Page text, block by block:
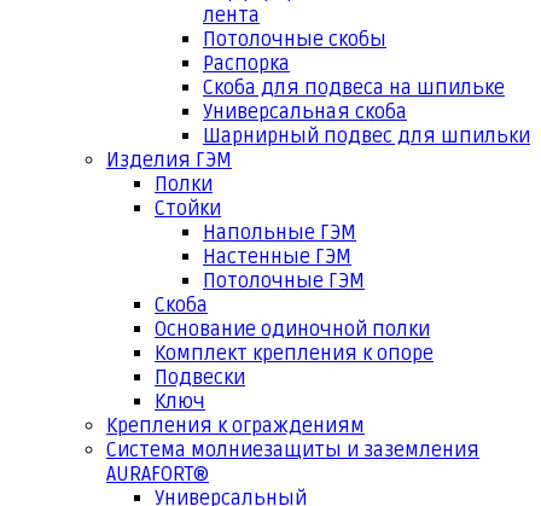
лента
Потолочные скобы
Распорка
Скоба для подвеса на шпильке
Универсальная скоба
Шарнирный подвес для шпильки
Изделия ГЭМ
Полки
Стойки
Напольные ГЭМ
Настенные ГЭМ
Потолочные ГЭМ
Скоба
Основание одиночной полки
Комплект крепления к опоре
Подвески
Ключ
Крепления к ограждениям
Система молниезащиты и заземления
AURAFORT®
Универсальный